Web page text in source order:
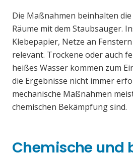
Die Maßnahmen beinhalten
Räume mit dem Staubsauger.
Klebepapier, Netze an
relevant. Trockene oder auch
heißes Wasser kommen zum
die Ergebnisse nicht immer
mechanische Maßnahmen
chemischen Bekämpfung sind.
Chemische und